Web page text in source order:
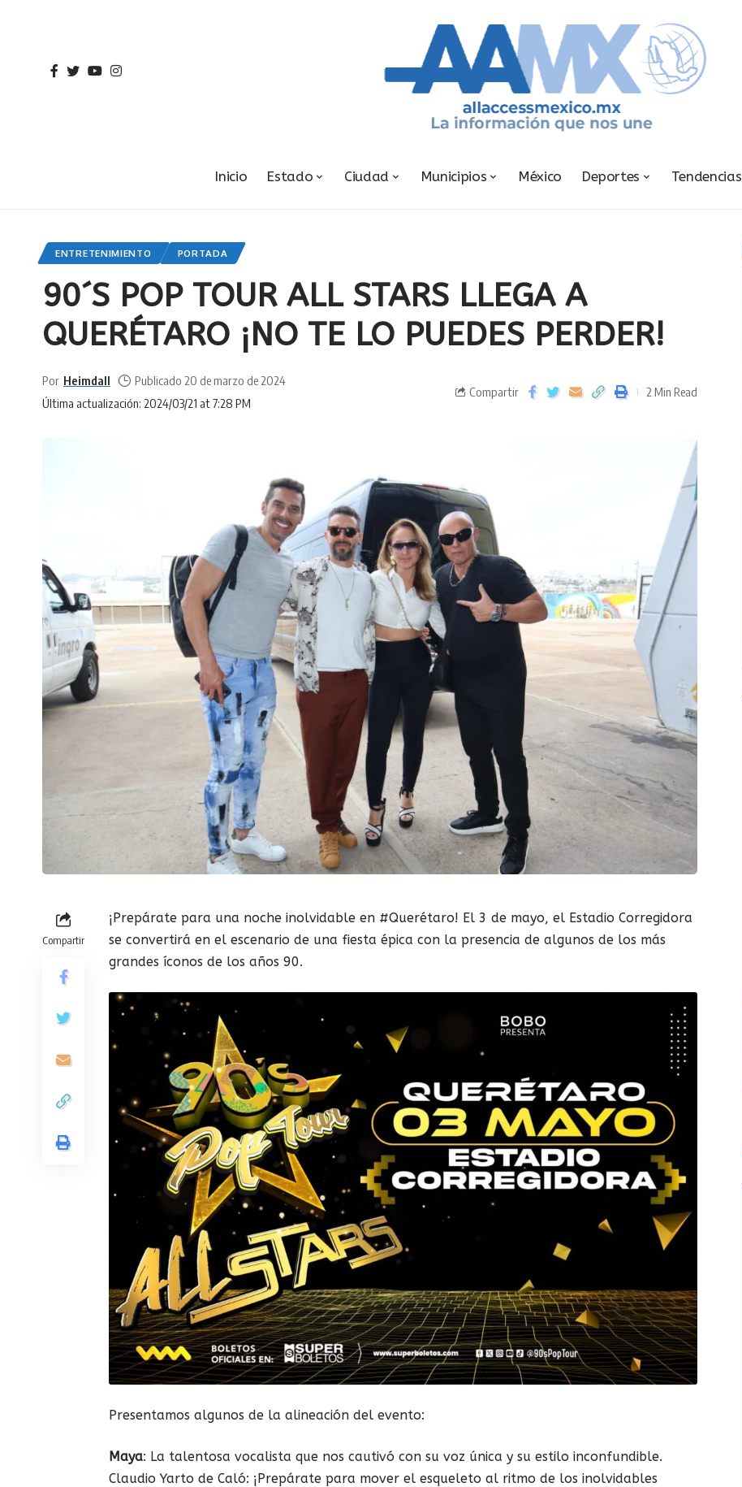
Inicio Estado Ciudad Municipios México Deportes Tendencias
ENTRETENIMIENTO PORTADA
90´S POP TOUR ALL STARS LLEGA A
QUERÉTARO ¡NO TE LO PUEDES PERDER!
Última actualización: 2024/03/21 at 7:28 PM
Por Heimdall Publicado 20 de marzo de 2024
Compartir 2 Min Read
Compartir
¡Prepárate para una noche inolvidable en #Querétaro! El 3 de mayo, el Estadio Corregidora
se convertirá en el escenario de una fiesta épica con la presencia de algunos de los más
grandes íconos de los años 90.
Presentamos algunos de la alineación del evento:
Maya: La talentosa vocalista que nos cautivó con su voz única y su estilo inconfundible.
Claudio Yarto de Caló: ¡Prepárate para mover el esqueleto al ritmo de los inolvidables